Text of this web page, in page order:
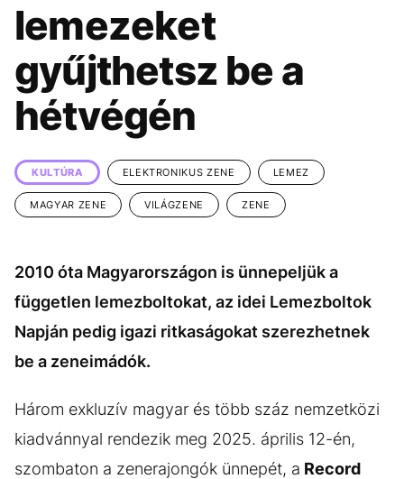
ÉLETMÓD DESIGN
BESZÉLGETÉSEK ARCOK
VIDEÓ
lemezeket
gyűjthetsz be a
hétvégén
KULTÚRA ELEKTRONIKUS ZENE LEMEZ
MAGYAR ZENE VILÁGZENE ZENE
2010 óta Magyarországon is ünnepeljük a
független lemezboltokat, az idei Lemezboltok
Napján pedig igazi ritkaságokat szerezhetnek
be a zeneimádók.
Három exkluzív magyar és több száz nemzetközi
kiadvánnyal rendezik meg 2025. április 12-én,
szombaton a zenerajongók ünnepét, a Record